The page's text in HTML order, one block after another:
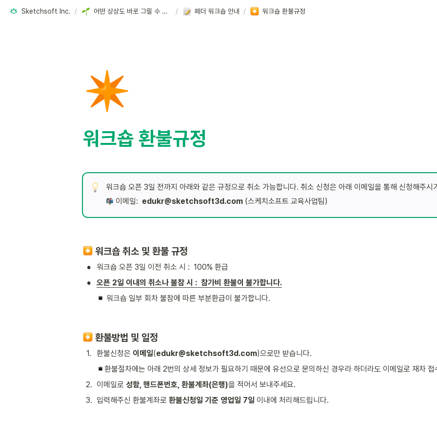
Sketchsoft Inc. / 어떤 상상도 바로 그릴 수 있는 디지털 3D 창작 교육 / 페더 워크숍 안내 / 워크숍 환불규정
✴️
워크숍 환불규정
워크숍 오픈 3일 전까지 아래와 같은 규정으로 취소 가능합니다. 취소 신청은 아래 이메일을 통해 신청해주시
이메일: edukr@sketchsoft3d.com (스케치소프트 교육사업팀)
워크숍 취소 및 환불 규정
• 워크숍 오픈 3일 이전 취소 시 :  100% 환급
•
오픈 2일 이내의 취소나 불참 시 :  참가비 환불이 불가합니다.
워크숍 일부 회차 불참에 따른 부분환급이 불가합니다.
환불방법 및 일정
1. 환불신청은 이메일(edukr@sketchsoft3d.com)으로만 받습니다.
환불절차에는 아래 2번의 상세 정보가 필요하기 때문에 유선으로 문의하신 경우라 하더라도 이메일로 재차 접
2. 이메일로 성함, 핸드폰번호, 환불계좌(은행)을 적어서 보내주세요.
3. 입력해주신 환불계좌로 환불신청일 기준 영업일 7일 이내에 처리해드립니다.